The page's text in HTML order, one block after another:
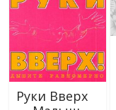
Руки Вверх